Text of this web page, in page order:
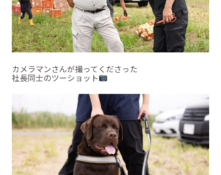
カメラマンさんが撮ってくださった
社長同士のツーショット